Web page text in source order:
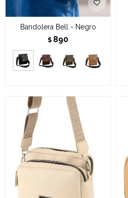
Bandolera Bell - Negro
$ 890